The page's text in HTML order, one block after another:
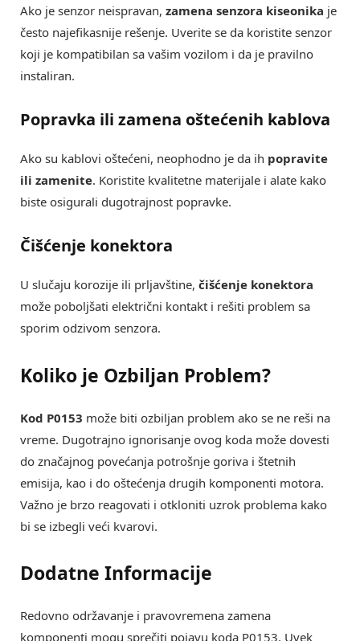
Ako je senzor neispravan, zamena senzora kiseonika je
često najefikasnije rešenje. Uverite se da koristite senzor
koji je kompatibilan sa vašim vozilom i da je pravilno
instaliran.
Popravka ili zamena oštećenih kablova
Ako su kablovi oštećeni, neophodno je da ih popravite
ili zamenite. Koristite kvalitetne materijale i alate kako
biste osigurali dugotrajnost popravke.
Čišćenje konektora
U slučaju korozije ili prljavštine, čišćenje konektora
može poboljšati električni kontakt i rešiti problem sa
sporim odzivom senzora.
Koliko je Ozbiljan Problem?
Kod P0153 može biti ozbiljan problem ako se ne reši na
vreme. Dugotrajno ignorisanje ovog koda može dovesti
do značajnog povećanja potrošnje goriva i štetnih
emisija, kao i do oštećenja drugih komponenti motora.
Važno je brzo reagovati i otkloniti uzrok problema kako
bi se izbegli veći kvarovi.
Dodatne Informacije
Redovno održavanje i pravovremena zamena
komponenti mogu sprečiti pojavu koda P0153. Uvek